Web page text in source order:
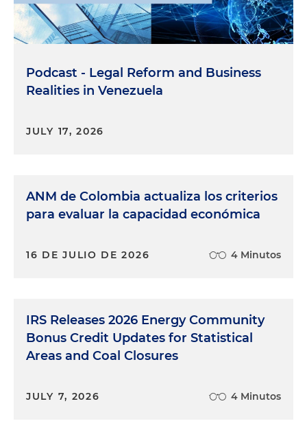
Podcast - Legal Reform and Business
Realities in Venezuela
JULY 17, 2026
ANM de Colombia actualiza los criterios
para evaluar la capacidad económica
16 DE JULIO DE 2026 4 Minutos
IRS Releases 2026 Energy Community
Bonus Credit Updates for Statistical
Areas and Coal Closures
JULY 7, 2026 4 Minutos